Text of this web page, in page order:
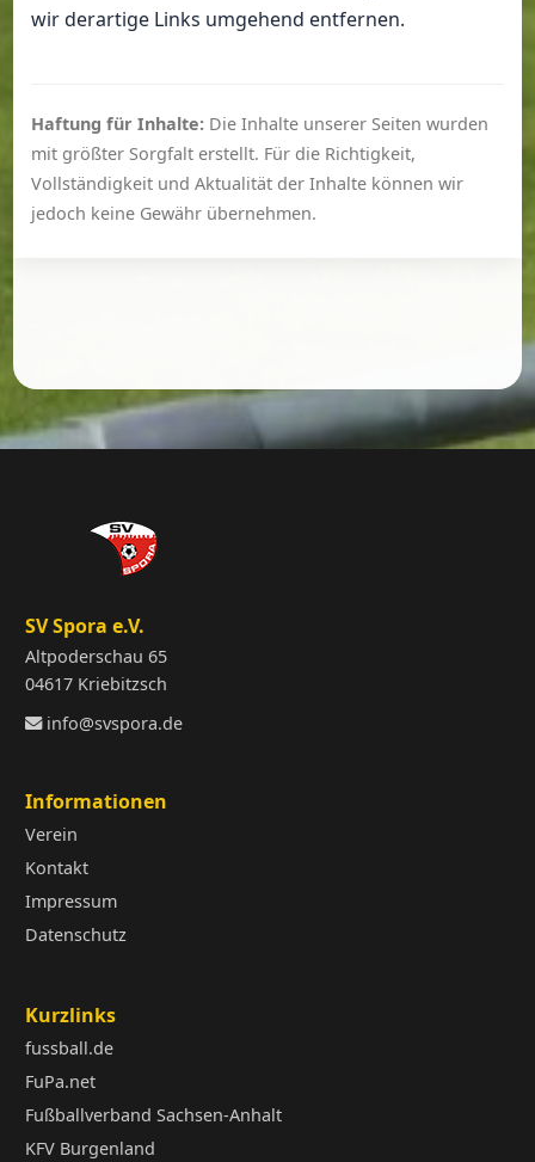
wir derartige Links umgehend entfernen.
Haftung für Inhalte: Die Inhalte unserer Seiten wurden
mit größter Sorgfalt erstellt. Für die Richtigkeit,
Vollständigkeit und Aktualität der Inhalte können wir
jedoch keine Gewähr übernehmen.
SV Spora e.V.
Altpoderschau 65
04617 Kriebitzsch
info@svspora.de
Informationen
Verein
Kontakt
Impressum
Datenschutz
Kurzlinks
fussball.de
FuPa.net
Fußballverband Sachsen-Anhalt
KFV Burgenland